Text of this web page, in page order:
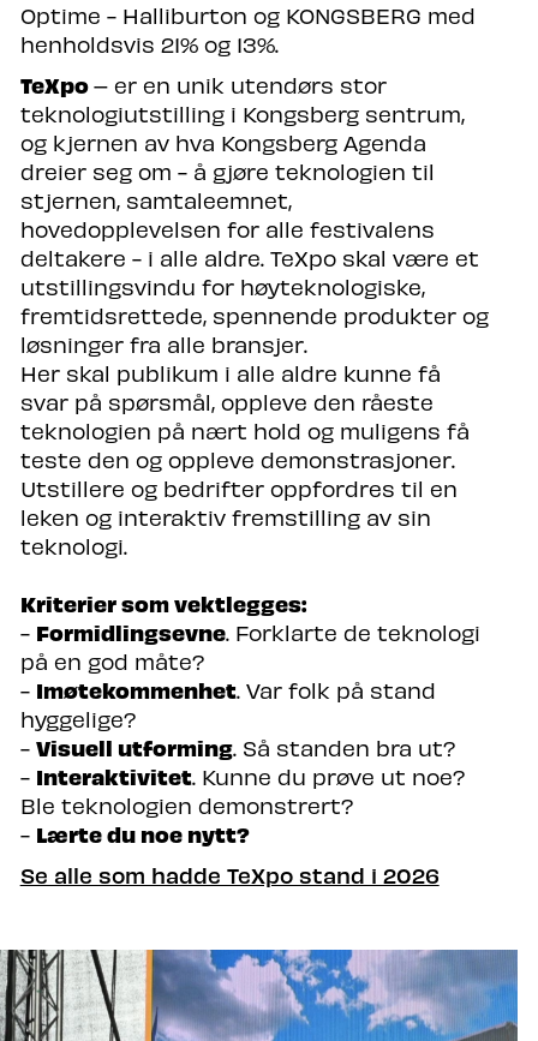
Optime - Halliburton og KONGSBERG med
henholdsvis 21% og 13%.
TeXpo– er en unik utendørs stor
teknologiutstilling i Kongsberg sentrum,
og kjernen av hva Kongsberg Agenda
dreier seg om - å gjøre teknologien til
stjernen, samtaleemnet,
hovedopplevelsen for alle festivalens
deltakere - i alle aldre. TeXpo skal være et
utstillingsvindu for høyteknologiske,
fremtidsrettede, spennende produkter og
løsninger fra alle bransjer. ​
Her skal publikum i alle aldre kunne få
svar på spørsmål, oppleve den råeste
teknologien på nært hold og muligens få
teste den og oppleve demonstrasjoner. ​
Utstillere og bedrifter oppfordres til en
leken og interaktiv fremstilling av sin
teknologi.
Kriterier som vektlegges:
- Formidlingsevne. Forklarte de teknologi
på en god måte?
- Imøtekommenhet. Var folk på stand
hyggelige?
- Visuell utforming. Så standen bra ut?
- Interaktivitet. Kunne du prøve ut noe?
Ble teknologien demonstrert?
- Lærte du noe nytt?
Se alle som hadde TeXpo stand i 2026